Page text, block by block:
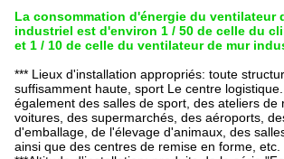
La consommation d'énergie du ventilateur
industriel est d'environ 1 / 50 de celle du
et 1 / 10 de celle du ventilateur de mur
*** Lieux d'installation appropriés: toute
suffisamment haute, sport Le centre logistique.
également des salles de sport, des ateliers de
voitures, des supermarchés, des aéroports,
d'emballage, de l'élevage d'animaux, des
ainsi que des centres de remise en forme, etc.